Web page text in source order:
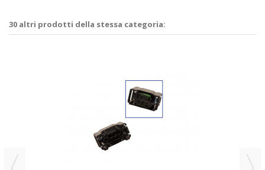
30 altri prodotti della stessa categoria: